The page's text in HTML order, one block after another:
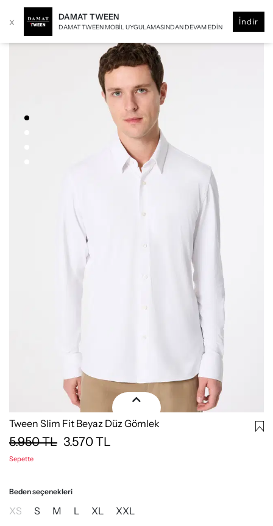
x DAMAT TWEEN
DAMAT TWEEN MOBIL UYGULAMASINDAN DEVAM EDIN
İndir
Tween Slim Fit Beyaz Düz Gömlek
5.950TL 3.570TL
Sepette
Beden seçenekleri
XS S M L XL XXL